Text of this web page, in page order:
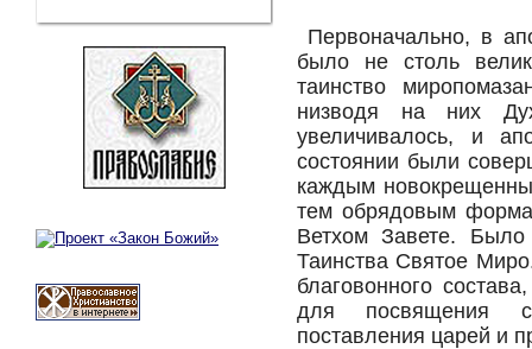
Первоначально, в
было не столь
таинство
низводя на них
увеличивалось, и
состоянии были
каждым
тем обрядовым
Ветхом Завете.
Таинства Святое
благовонного
для посвящения
поставления царей и